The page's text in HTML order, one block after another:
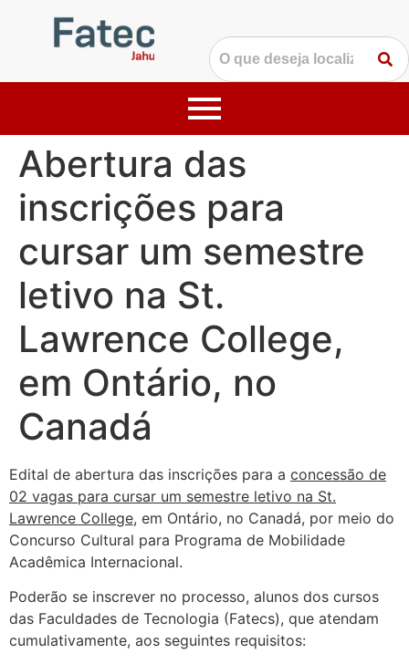
Abertura das
inscrições para
cursar um semestre
letivo na St.
Lawrence College,
em Ontário, no
Canadá
Edital de abertura das inscrições para a concessão de
02 vagas para cursar um semestre letivo na St.
Lawrence College, em Ontário, no Canadá, por meio do
Concurso Cultural para Programa de Mobilidade
Acadêmica Internacional.
Poderão se inscrever no processo, alunos dos cursos
das Faculdades de Tecnologia (Fatecs), que atendam
cumulativamente, aos seguintes requisitos: